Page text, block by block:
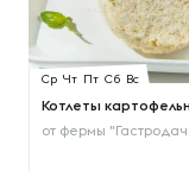
Ср Чт Пт Сб Вс
Котлеты
от фермы "Гастродача